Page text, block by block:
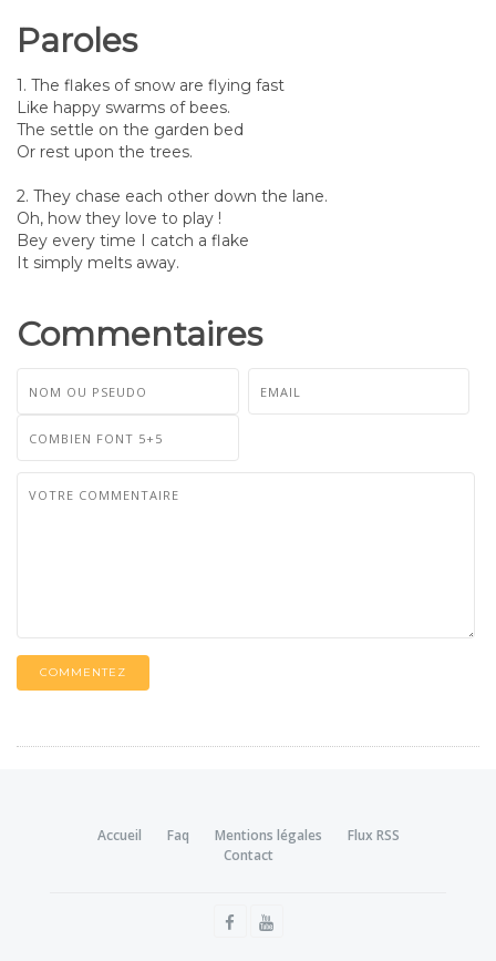
Paroles
1. The flakes of snow are flying fast
Like happy swarms of bees.
The settle on the garden bed
Or rest upon the trees.
2. They chase each other down the lane.
Oh, how they love to play !
Bey every time I catch a flake
It simply melts away.
Commentaires
COMMENTEZ
Accueil Faq Mentions légales
Flux RSS
Contact